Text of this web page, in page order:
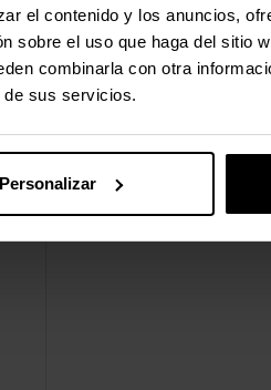
el contenido y los anuncios,
sobre el uso que haga del sitio
combinarla con otra
de sus servicios.
Personalizar